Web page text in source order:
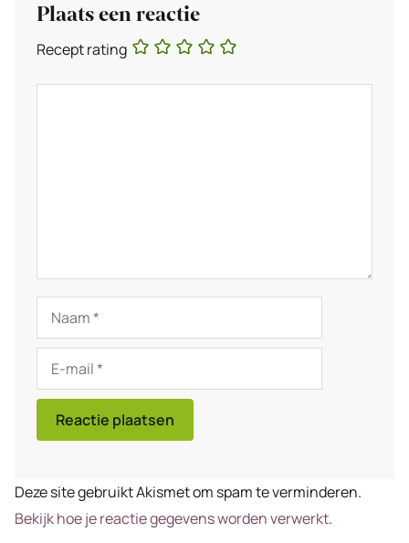
Plaats een reactie
Recept rating
Naam
mail
Deze site gebruikt Akismet om spam te verminderen.
Bekijk hoe je reactie gegevens worden verwerkt.